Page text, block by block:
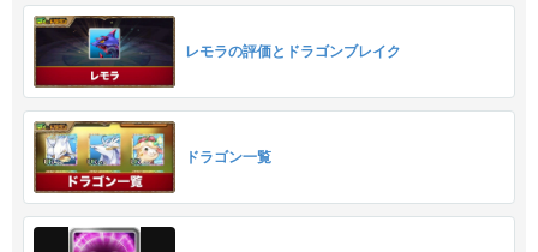
レモラの評価とドラゴンブレイク
ドラゴン一覧